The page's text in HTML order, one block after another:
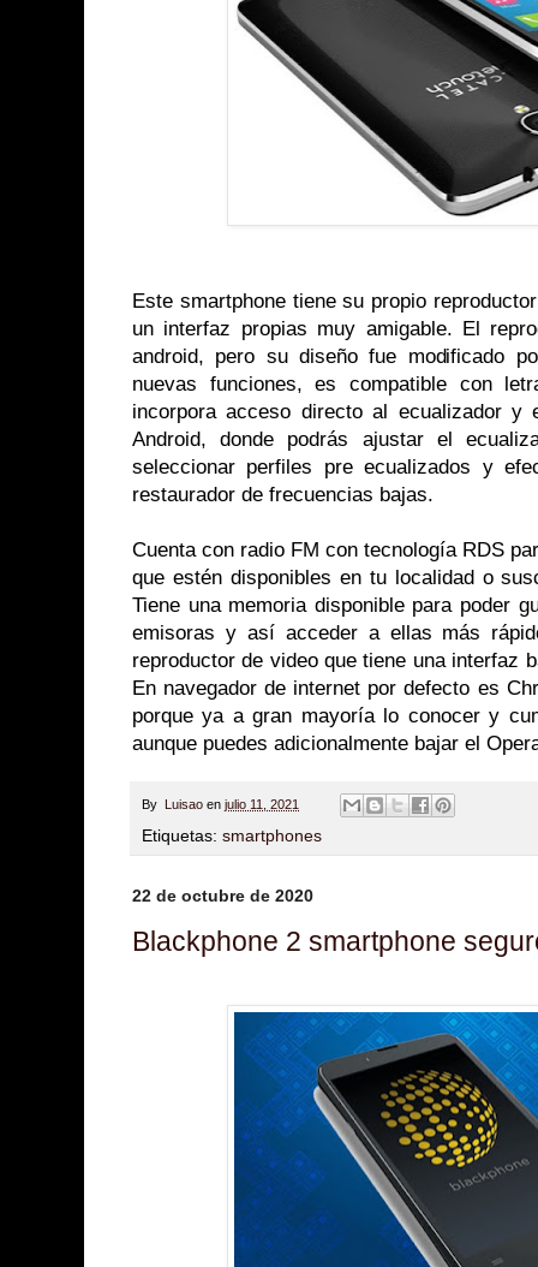
Este smartphone tiene su propio
un interfaz propias muy amigable. El
android, pero su diseño fue modificado
nuevas funciones, es compatible con
incorpora acceso directo al ecualizador y
Android, donde podrás ajustar el
seleccionar perfiles pre ecualizados y
restaurador de frecuencias bajas.
Cuenta con radio FM con tecnología RDS
que estén disponibles en tu localidad o
Tiene una memoria disponible para poder
emisoras y así acceder a ellas más
reproductor de video que tiene una interfaz
En navegador de internet por defecto es
porque ya a gran mayoría lo conocer y
aunque puedes adicionalmente bajar el
By Luisao en julio 11, 2021
Etiquetas: smartphones
22 de octubre de 2020
Blackphone 2 smartphone